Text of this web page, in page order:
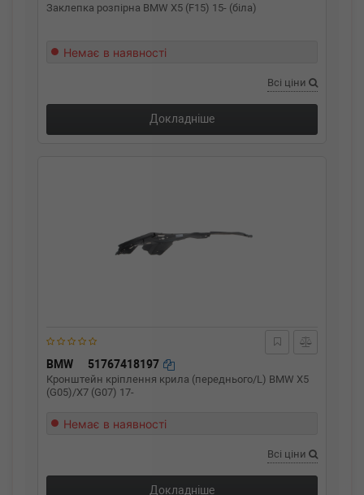
Заклепка розпірна BMW X5 (F15) 15- (біла)
Немає в наявності
Всі ціни
Докладніше
BMW 51767418197
Кронштейн кріплення крила (переднього/L) BMW X5
(G05)/X7 (G07) 17-
Немає в наявності
Всі ціни
Докладніше